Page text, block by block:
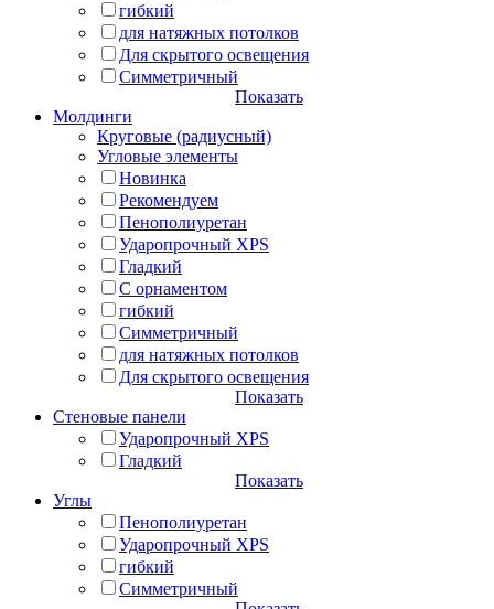
гибкий
для натяжных потолков
Для скрытого освещения
Симметричный
Показать
Молдинги
Круговые (радиусный)
Угловые элементы
Новинка
Рекомендуем
Пенополиуретан
Ударопрочный XPS
Гладкий
С орнаментом
гибкий
Симметричный
для натяжных потолков
Для скрытого освещения
Показать
Стеновые панели
Ударопрочный XPS
Гладкий
Показать
Углы
Пенополиуретан
Ударопрочный XPS
гибкий
Симметричный